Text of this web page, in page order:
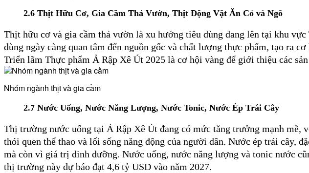
2.6 Thịt Hữu Cơ, Gia Cầm Thả Vườn, Thịt Động Vật Ăn Cỏ và Ngô
Thịt hữu cơ và gia cầm thả vườn là xu hướng tiêu dùng đang lên tại khu
dùng ngày càng quan tâm đến nguồn gốc và chất lượng thực phẩm, tạo ra
Triển lãm Thực phẩm Ả Rập Xê Út 2025 là cơ hội vàng để giới thiệu các
Nhóm ngành thịt và gia cầm
2.7 Nước Uống, Nước Năng Lượng, Nước Tonic, Nước Ép Trái Cây
Thị trường nước uống tại Ả Rập Xê Út đang có mức tăng trưởng mạnh mẽ,
thói quen thể thao và lối sống năng động của người dân. Nước ép trái cây,
mà còn vì giá trị dinh dưỡng. Nước uống, nước năng lượng và tonic nước
thị trường này dự báo đạt 4,6 tỷ USD vào năm 2027.